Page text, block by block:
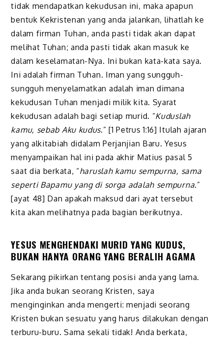
tidak mendapatkan kekudusan ini, maka apapun
bentuk Kekristenan yang anda jalankan, lihatlah ke
dalam firman Tuhan, anda pasti tidak akan dapat
melihat Tuhan; anda pasti tidak akan masuk ke
dalam keselamatan-Nya. Ini bukan kata-kata saya.
Ini adalah firman Tuhan. Iman yang sungguh-
sungguh menyelamatkan adalah iman dimana
kekudusan Tuhan menjadi milik kita. Syarat
kekudusan adalah bagi setiap murid. “Kuduslah
kamu, sebab Aku kudus.” [1 Petrus 1:16] Itulah ajaran
yang alkitabiah didalam Perjanjian Baru. Yesus
menyampaikan hal ini pada akhir Matius pasal 5
saat dia berkata, “haruslah kamu sempurna, sama
seperti Bapamu yang di sorga adalah sempurna.”
[ayat 48] Dan apakah maksud dari ayat tersebut
kita akan melihatnya pada bagian berikutnya.
YESUS MENGHENDAKI MURID YANG KUDUS,
BUKAN HANYA ORANG YANG BERALIH AGAMA
Sekarang pikirkan tentang posisi anda yang lama.
Jika anda bukan seorang Kristen, saya
menginginkan anda mengerti: menjadi seorang
Kristen bukan sesuatu yang harus dilakukan dengan
terburu-buru. Sama sekali tidak! Anda berkata,